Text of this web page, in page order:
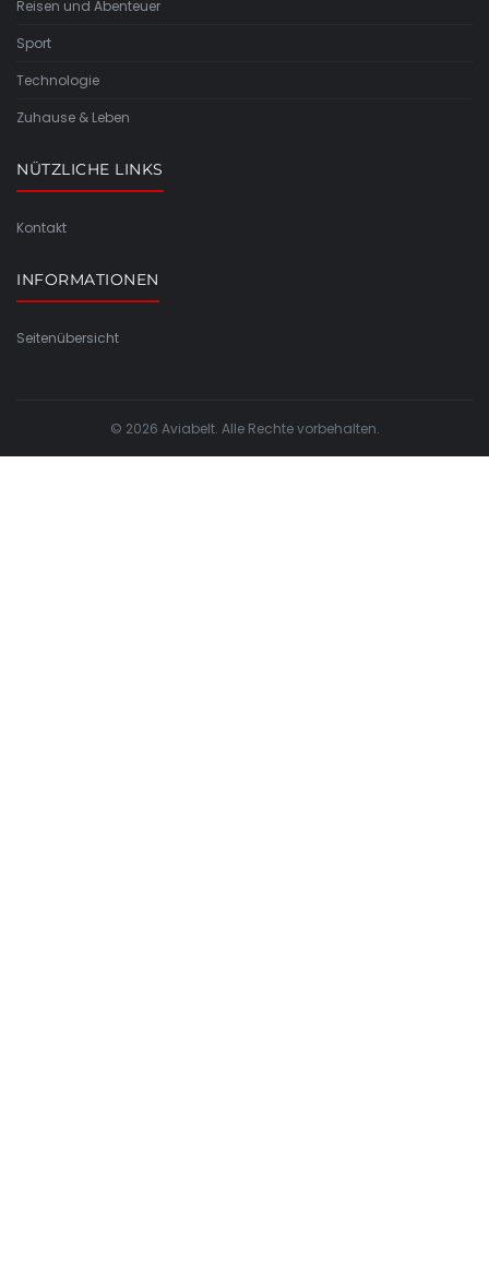
Reisen und Abenteuer
Sport
Technologie
Zuhause & Leben
NÜTZLICHE LINKS
Kontakt
INFORMATIONEN
Seitenübersicht
© 2026 Aviabelt. Alle Rechte vorbehalten.